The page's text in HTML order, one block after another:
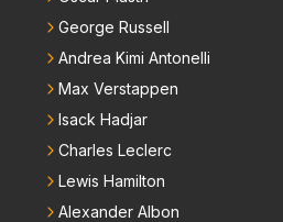
George Russell
Andrea Kimi Antonelli
Max Verstappen
Isack Hadjar
Charles Leclerc
Lewis Hamilton
Alexander Albon